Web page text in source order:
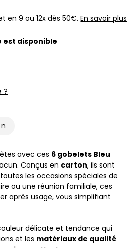
en 9 ou 12x dès 50€.En savoir plus
est disponible
?
avec ces 6 gobelets Bleu
Conçus en carton, ils sont
les occasions spéciales de
ou une réunion familiale, ces
après usage, vous simplifiant
délicate et tendance qui
et les matériaux de qualité